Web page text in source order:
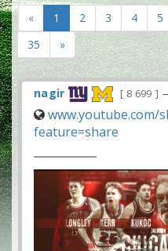
« 1 2 3 4 5
35
»
nagir 8 699
www.youtube.com/
feature=share